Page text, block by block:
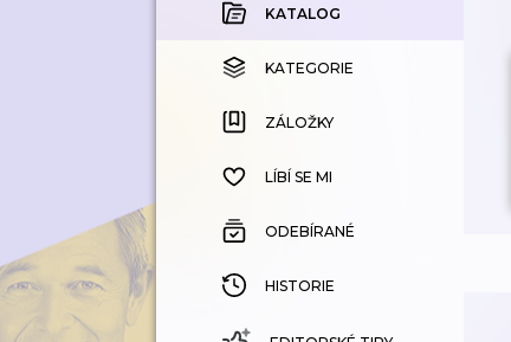
KOUPENÉ
KATEGORIE
ZÁLOŽKY
HISTORIE
KATALOG
KATEGORIE
ZÁLOŽKY
LÍBÍ SE MI
ODEBÍRANÉ
HISTORIE